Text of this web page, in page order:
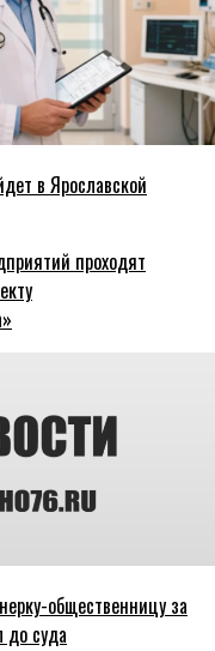
в Ярославской
проходят
общественницу за
суда